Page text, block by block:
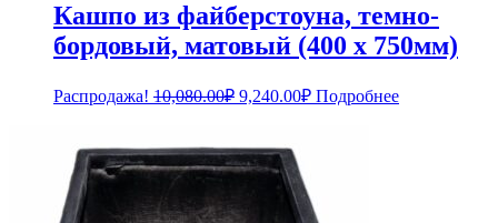
Кашпо из файберстоуна, темно-
бордовый, матовый (400 x 750мм)
Распродажа! 10,080.00₽ Первоначальная
10,080.00₽.
9,240.00₽Текущая
цена:
Подробнее